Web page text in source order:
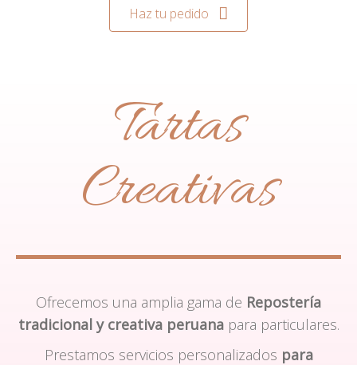
Haz tu pedido
Tartas
Creativas
Ofrecemos una amplia gama de Repostería
tradicional y creativa peruanapara particulares.
Prestamos servicios personalizados para